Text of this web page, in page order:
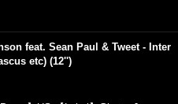
feat. Sean Paul & Tweet - Inter
etc) (12'')